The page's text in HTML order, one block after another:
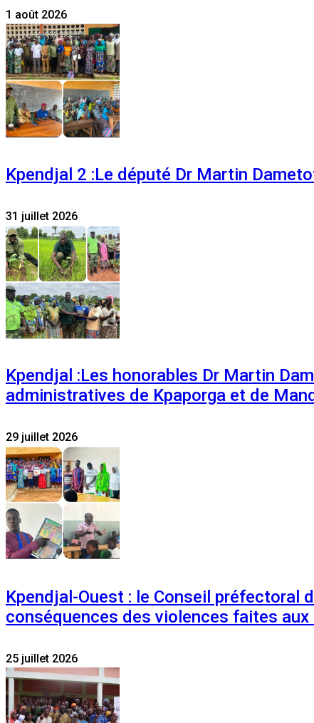
1 août 2026
Kpendjal 2 :Le député Dr Martin
31 juillet 2026
Kpendjal :Les honorables Dr Martin
administratives de Kpaporga et de
29 juillet 2026
Kpendjal-Ouest : le Conseil préfectoral
conséquences des violences faites
25 juillet 2026